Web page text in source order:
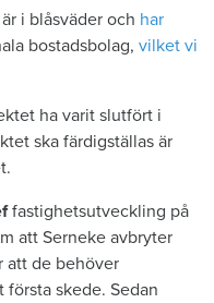
i blåsväder och har
bostadsbolag, vilket vi
ha varit slutfört i
ska färdigställas är
fastighetsutveckling på
att Serneke avbryter
att de behöver
skede. Sedan